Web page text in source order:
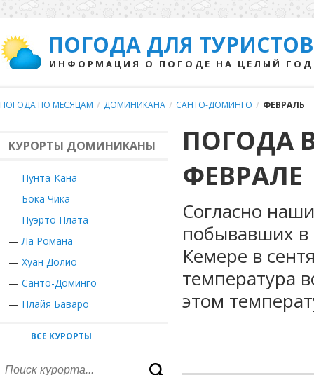
ПОГОДА ДЛЯ ТУРИСТОВ
ИНФОРМАЦИЯ О ПОГОДЕ НА ЦЕЛЫЙ ГОД
ПОГОДА ПО МЕСЯЦАМ / ДОМИНИКАНА / САНТО-ДОМИНГО / ФЕВРАЛЬ
КУРОРТЫ ДОМИНИКАНЫ
— Пунта-Кана
— Бока Чика
— Пуэрто Плата
—Ла Романа
— Хуан Долио
— Санто-Доминго
— Плайя Баваро
ВСЕ КУРОРТЫ
ПОГОДА
ФЕВРАЛЕ
Согласно
побывавших в
Кемере в
температура
этом